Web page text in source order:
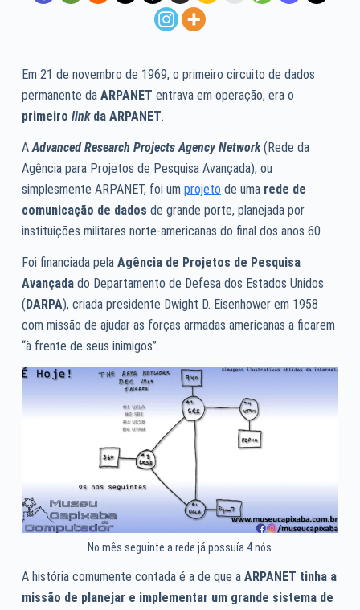
Em 21 de novembro de 1969, o primeiro circuito de dados
permanente da ARPANET entrava em operação, era o
primeiro link da ARPANET.
AAdvanced Research Projects Agency Network(Rede da
Agência para Projetos de Pesquisa Avançada), ou
simplesmente ARPANET, foi um projeto de uma rede de
comunicação de dados de grande porte, planejada por
instituições militares norte-americanas do final dos anos 60
Foi financiada pela Agência de Projetos de Pesquisa
Avançadado Departamento de Defesa dos Estados Unidos
(DARPA), criada presidente Dwight D. Eisenhower em 1958
com missão de ajudar as forças armadas americanas a ficarem
“à frente de seus inimigos”.
No mês seguinte a rede já possuía 4 nós
A história comumente contada é a de que a ARPANET tinha a
missão de planejar e implementar um grande sistema de